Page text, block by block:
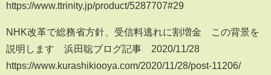
https://www.ttrinity.jp/product/5287707#29
NHK改革で総務省方針、受信料逃れに割増金 この背景を
説明します 浜田聡ブログ記事 2020/11/28
https://www.kurashikiooya.com/2020/11/28/post-11206/